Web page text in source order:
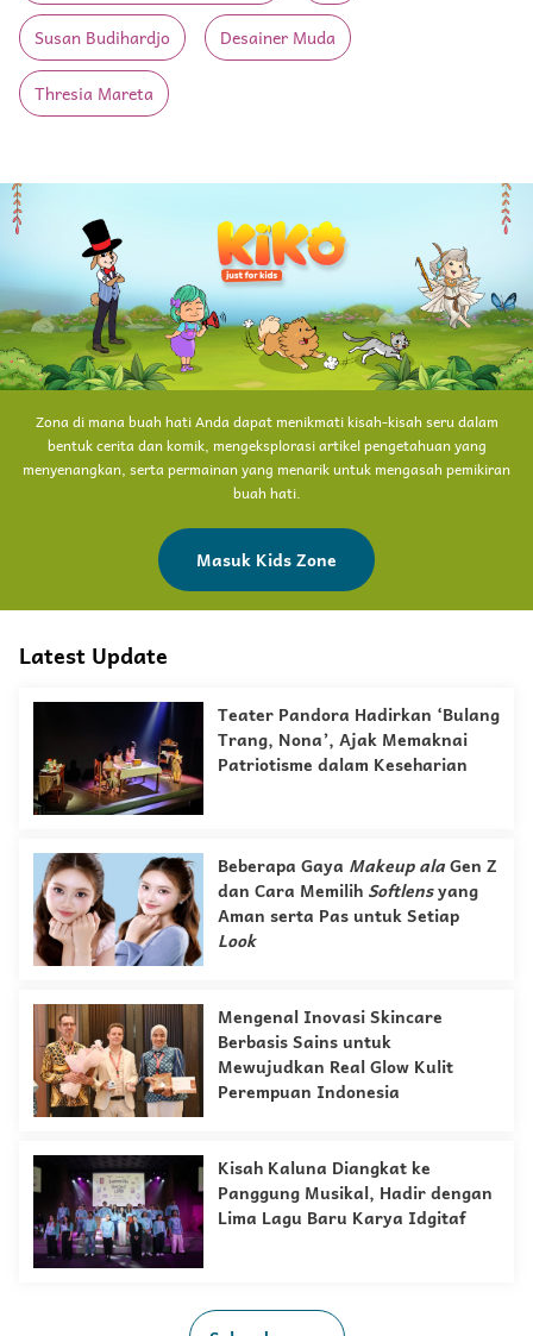
Susan Budihardjo Desainer Muda
Thresia Mareta
Zona di mana buah hati Anda dapat menikmati kisah-kisah seru dalam
bentuk cerita dan komik, mengeksplorasi artikel pengetahuan yang
menyenangkan, serta permainan yang menarik untuk mengasah pemikiran
buah hati.
Masuk Kids Zone
Latest Update
Teater Pandora Hadirkan ‘Bulang
Trang, Nona’, Ajak Memaknai
Patriotisme dalam Keseharian
Beberapa Gaya Makeup alaGen Z
dan Cara Memilih Softlensyang
Aman serta Pas untuk Setiap
Look
Mengenal Inovasi Skincare
Berbasis Sains untuk
Mewujudkan Real Glow Kulit
Perempuan Indonesia
Kisah Kaluna Diangkat ke
Panggung Musikal, Hadir dengan
Lima Lagu Baru Karya Idgitaf